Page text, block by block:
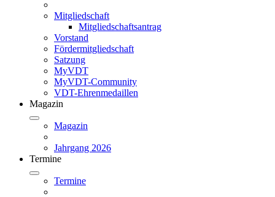
Mitgliedschaft
Mitgliedschaftsantrag
Vorstand
Fördermitgliedschaft
Satzung
MyVDT
MyVDT-Community
VDT-Ehrenmedaillen
Magazin
Magazin
Jahrgang 2026
Termine
Termine